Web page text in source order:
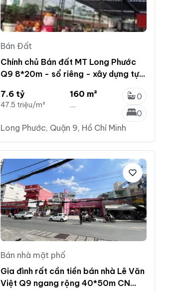
Bán Đất
Chính chủ Bán đất MT Long Phước
Q9 8*20m - sổ riêng - xây dựng tự
7.6 tỷ
47.5 triệu/m²
160 m²
...
0
0
Long Phước, Quận 9, Hồ Chí Minh
Bán nhà mặt phố
Gia đình rất cần tiền bán nhà Lê Văn
Việt Q9 ngang rộng 40*50m CN